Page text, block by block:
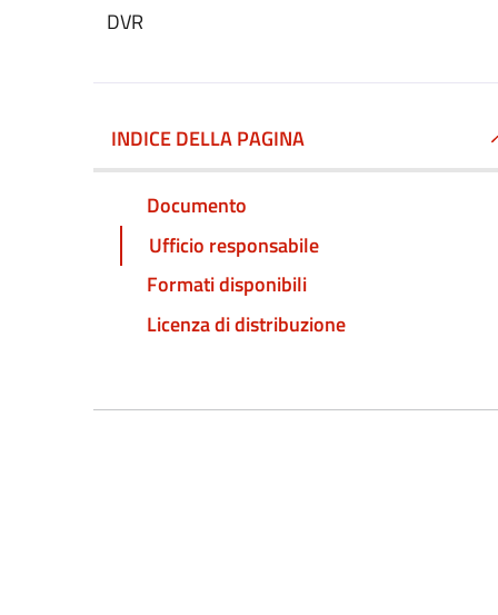
DVR
INDICE DELLA PAGINA
Documento
Ufficio responsabile
Formati disponibili
Licenza di distribuzione